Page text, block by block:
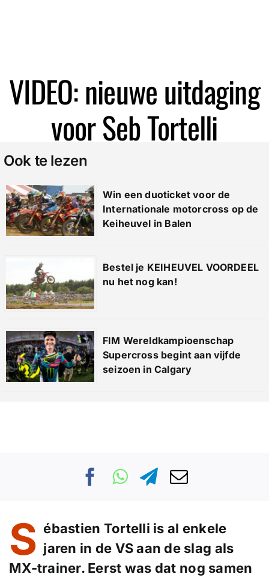
VIDEO: nieuwe uitdaging
voor Seb Tortelli
Ook te lezen
Win een duoticket voor de
Internationale motorcross op de
Keiheuvel in Balen
Bestel je KEIHEUVEL VOORDEEL
nu het nog kan!
FIM Wereldkampioenschap
Supercross begint aan vijfde
seizoen in Calgary
S ébastien Tortelli is al enkele
jaren in de VS aan de slag als
MX-trainer. Eerst was dat nog samen